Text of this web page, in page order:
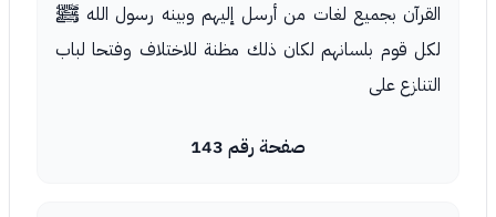
القرآن بجميع لغات من أرسل إليهم وبينه رسول الله ﷺ
لكل قوم بلسانهم لكان ذلك مظنة للاختلاف وفتحا لباب
التنازع على
صفحة رقم 143